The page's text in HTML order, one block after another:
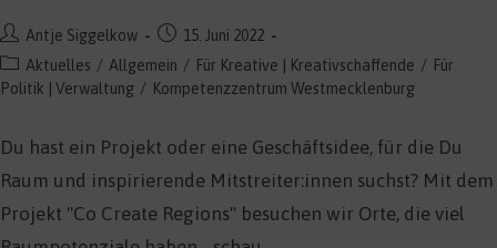
Beitrags-
Autor:
Antje Siggelkow
Beitrag
veröffentlicht:
15. Juni 2022
Beitrags-
Kategorie:
Aktuelles / Allgemein / Für Kreative | Kreativschaffende / Für
Politik | Verwaltung / Kompetenzzentrum Westmecklenburg
Du hast ein Projekt oder eine Geschäftsidee, für die Du
Raum und inspirierende Mitstreiter:innen suchst? Mit dem
Projekt "Co Create Regions" besuchen wir Orte, die viel